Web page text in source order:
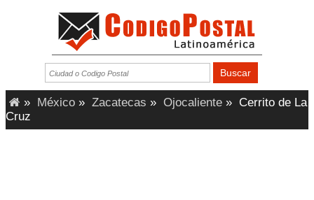
» México » Zacatecas » Ojocaliente » Cerrito de La
Cruz